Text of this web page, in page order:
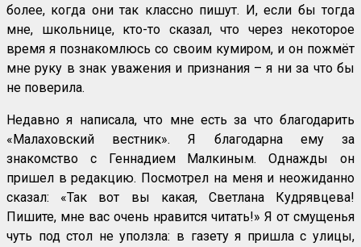
более, когда они так классно пишут. И, если бы тогда
мне, школьнице, кто-то сказал, что через некоторое
время я познакомлюсь со своим кумиром, и он пожмёт
мне руку в знак уважения и признания – я ни за что бы
не поверила.
Недавно я написала, что мне есть за что благодарить
«Малаховский вестник». Я благодарна ему за
знакомство с Геннадием Малкиным. Однажды он
пришел в редакцию. Посмотрел на меня и неожиданно
сказал: «Так вот вы какая, Светлана Кудрявцева!
Пишите, мне вас очень нравится читать!» Я от смущенья
чуть под стол не уползла: в газету я пришла с улицы,